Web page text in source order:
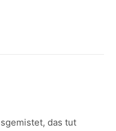
das tut